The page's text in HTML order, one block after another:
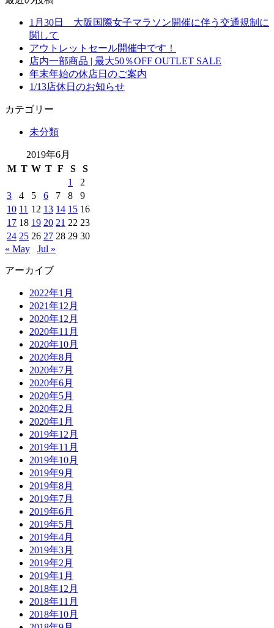
1月30日 大阪国際女子マラソン開催に伴う交通規制に
関して
アウトレットセール開催中です！
店内一部商品 | 最大50％OFF OUTLET SALE
年末年始の休店日のご案内
1/13店休日のお知らせ
カテゴリー
未分類
2019年6月
M T W T F S
S
1
2
3
4 5 6 7 8
9
10 11 12 13 14 15 16
17 18 19 20 21 22 23
24 25 26 27 28 29 30
« May
Jul »
アーカイブ
2022年1月
2021年12月
2020年12月
2020年11月
2020年10月
2020年8月
2020年7月
2020年6月
2020年5月
2020年2月
2020年1月
2019年12月
2019年11月
2019年10月
2019年9月
2019年8月
2019年7月
2019年6月
2019年5月
2019年4月
2019年3月
2019年2月
2019年1月
2018年12月
2018年11月
2018年10月